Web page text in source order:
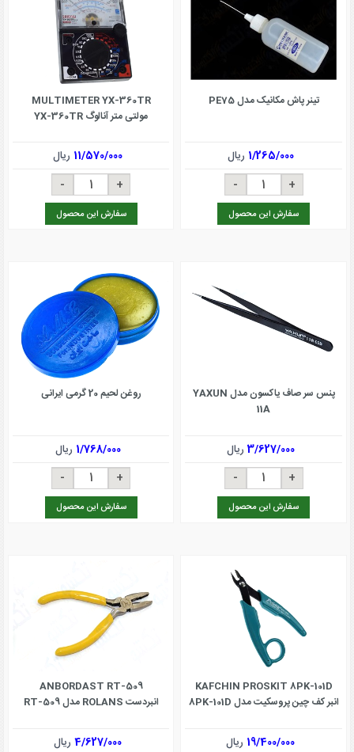
تینر پاش مکانیک مدل PE75
1/265/000 ریال
سفارش این محصول
MULTIMETER YX-360TR
مولتی متر آنالوگ YX-360TR
11/570/000 ریال
سفارش این محصول
پنس سر صاف یاکسون مدل YAXUN
11A
3/627/000ریال
سفارش این محصول
روغن لحیم 20 گرمی ایرانی
1/768/000 ریال
سفارش این محصول
KAFCHIN PROSKIT 8PK-101D
انبر کف چین پروسکیت مدل 8PK-101D
19/400/000 ریال
ANBORDAST RT-509
انبردست ROLANS مدل RT-509
4/627/000ریال